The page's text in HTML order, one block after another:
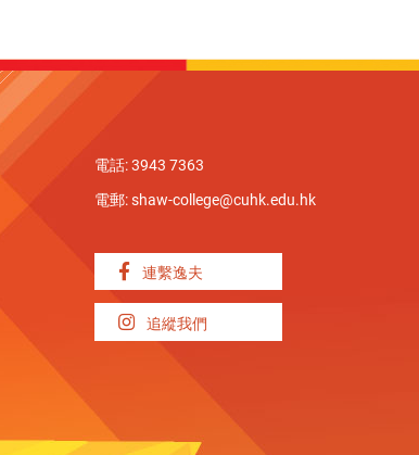
電話: 3943 7363
電郵:shaw-college@cuhk.edu.hk
連繫逸夫
追縱我們